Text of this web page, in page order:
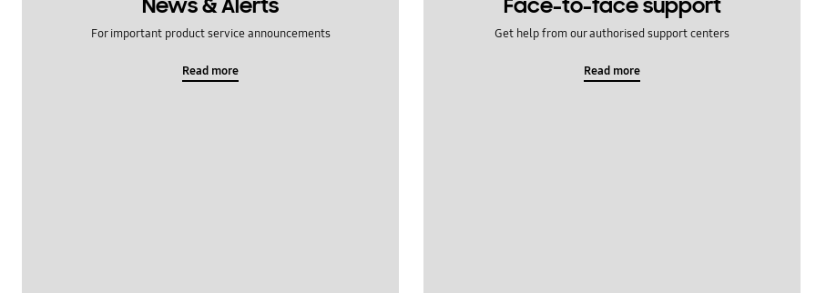
Face-to-face support
Get help from our authorised support centers
Read more
News & Alerts
For important product service announcements
Read more